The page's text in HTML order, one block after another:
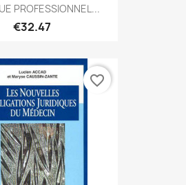
PROFESSIONNEL...
€32.47
favorite_border